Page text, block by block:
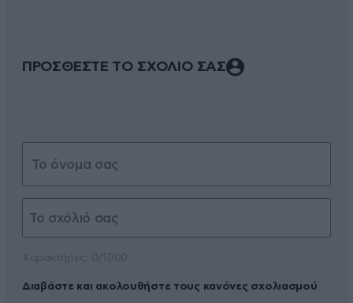
ΠΡΟΣΘΕΣΤΕ ΤΟ ΣΧΟΛΙΟ ΣΑΣ
Διαβάστε και ακολουθήστε τους κανόνες σχολιασμού